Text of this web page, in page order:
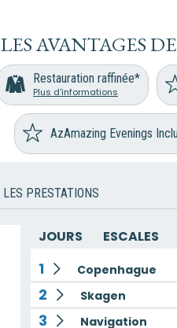
LES AVANTAGES
Restauration raffinée*
Plus d'informations
AzAmazing Evenings
LES PRESTATIONS
JOURS ESCALES
1 Copenhague
2 Skagen
3 Navigation